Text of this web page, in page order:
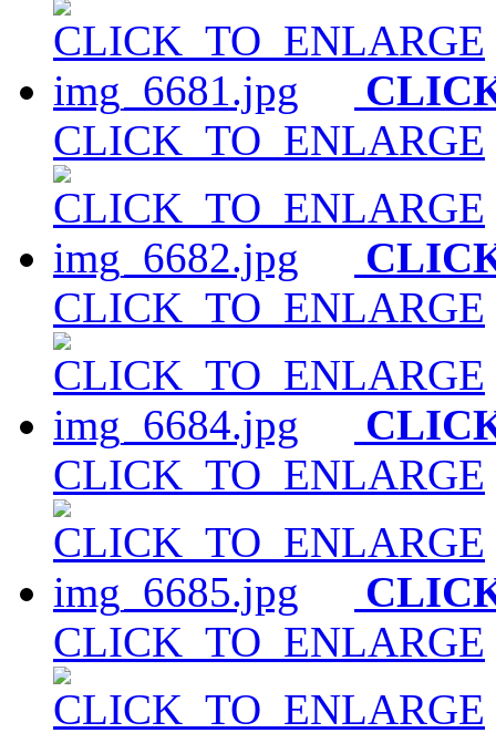
CLICK_TO_ENLARGE
CLICK_TO_ENLARGE
CLICK_TO_ENLARGE
CLICK_TO_ENLARGE